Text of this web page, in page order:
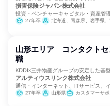
損害保険ジャパン株式会社
投資・ベンチャーキャピタル・資産管
サービス
27年卒 北海道、青森県、岩手県、宮城県、秋田県、山形県、福島県、茨城県、栃木県、群馬県、埼玉県、千葉県、東京都、神奈川県、新潟県、富山県、石川県、福井県、山梨県、長野県、岐阜県、静岡県、愛知県、三重県、滋賀県、京都府、大阪府、兵庫県、奈良県、和歌山県、鳥取県、島根県、岡山県、広島県、山口県、徳島県、香川県、愛媛県、高知県、福岡県、佐賀県、長崎県、熊本県、
山形エリア コンタクトセ
職
KDDI×三井物産グループの安定した基
アルティウスリンク株式会社
通信・インターネット、ITサービス、
27年卒 山形県 カスタマーサ